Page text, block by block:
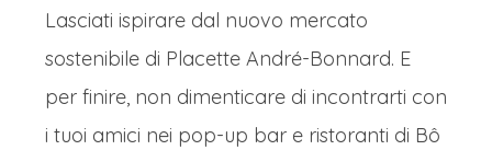
Lasciati ispirare dal nuovo mercato
sostenibile di Placette André-Bonnard. E
per finire, non dimenticare di incontrarti con
i tuoi amici nei pop-up bar e ristoranti di Bô